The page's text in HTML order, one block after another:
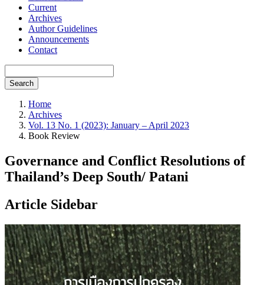
Current
Archives
Author Guidelines
Announcements
Contact
Search
Home
Archives
Vol. 13 No. 1 (2023): January – April 2023
Book Review
Governance and Conflict Resolutions of
Thailand’s Deep South/ Patani
Article Sidebar